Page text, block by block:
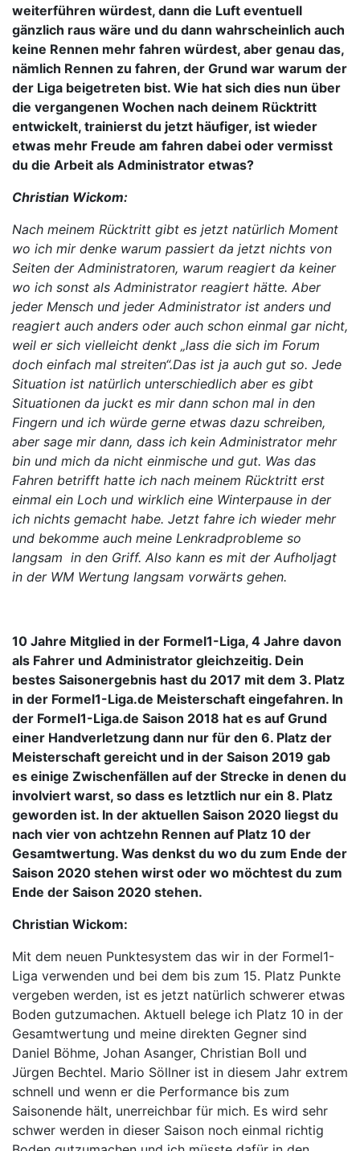
weiterführen würdest, dann die Luft eventuell
gänzlich raus wäre und du dann wahrscheinlich auch
keine Rennen mehr fahren würdest, aber genau das,
nämlich Rennen zu fahren, der Grund war warum der
der Liga beigetreten bist. Wie hat sich dies nun über
die vergangenen Wochen nach deinem Rücktritt
entwickelt, trainierst du jetzt häufiger, ist wieder
etwas mehr Freude am fahren dabei oder vermisst
du die Arbeit als Administrator etwas?
Christian Wickom:
Nach meinem Rücktritt gibt es jetzt natürlich Moment
wo ich mir denke warum passiert da jetzt nichts von
Seiten der Administratoren, warum reagiert da keiner
wo ich sonst als Administrator reagiert hätte. Aber
jeder Mensch und jeder Administrator ist anders und
reagiert auch anders oder auch schon einmal gar nicht,
weil er sich vielleicht denkt „lass die sich im Forum
doch einfach mal streiten“.Das ist ja auch gut so. Jede
Situation ist natürlich unterschiedlich aber es gibt
Situationen da juckt es mir dann schon mal in den
Fingern und ich würde gerne etwas dazu schreiben,
aber sage mir dann, dass ich kein Administrator mehr
bin und mich da nicht einmische und gut. Was das
Fahren betrifft hatte ich nach meinem Rücktritt erst
einmal ein Loch und wirklich eine Winterpause in der
ich nichts gemacht habe. Jetzt fahre ich wieder mehr
und bekomme auch meine Lenkradprobleme so
langsam in den Griff. Also kann es mit der Aufholjagt
in der WM Wertung langsam vorwärts gehen.
10 Jahre Mitglied in der Formel1-Liga, 4 Jahre davon
als Fahrer und Administrator gleichzeitig. Dein
bestes Saisonergebnis hast du 2017 mit dem 3. Platz
in der Formel1-Liga.de Meisterschaft eingefahren. In
der Formel1-Liga.de Saison 2018 hat es auf Grund
einer Handverletzung dann nur für den 6. Platz der
Meisterschaft gereicht und in der Saison 2019 gab
es einige Zwischenfällen auf der Strecke in denen du
involviert warst, so dass es letztlich nur ein 8. Platz
geworden ist. In der aktuellen Saison 2020 liegst du
nach vier von achtzehn Rennen auf Platz 10 der
Gesamtwertung. Was denkst du wo du zum Ende der
Saison 2020 stehen wirst oder wo möchtest du zum
Ende der Saison 2020 stehen.
Christian Wickom:
Mit dem neuen Punktesystem das wir in der Formel1-
Liga verwenden und bei dem bis zum 15. Platz Punkte
vergeben werden, ist es jetzt natürlich schwerer etwas
Boden gutzumachen. Aktuell belege ich Platz 10 in der
Gesamtwertung und meine direkten Gegner sind
Daniel Böhme, Johan Asanger, Christian Boll und
Jürgen Bechtel. Mario Söllner ist in diesem Jahr extrem
schnell und wenn er die Performance bis zum
Saisonende hält, unerreichbar für mich. Es wird sehr
schwer werden in dieser Saison noch einmal richtig